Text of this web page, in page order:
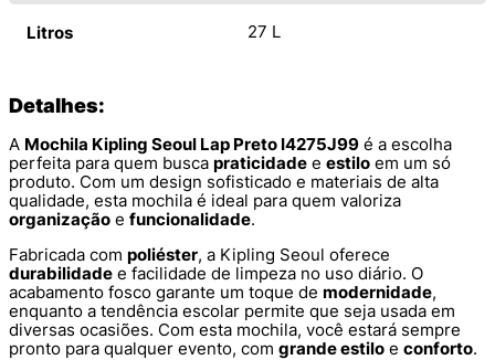
Litros 27 L
Detalhes:
A Mochila Kipling Seoul Lap Preto I4275J99 é a escolha
perfeita para quem busca praticidade e estilo em um só
produto. Com um design sofisticado e materiais de alta
qualidade, esta mochila é ideal para quem valoriza
organização e funcionalidade.
Fabricada com poliéster, a Kipling Seoul oferece
durabilidade e facilidade de limpeza no uso diário. O
acabamento fosco garante um toque de modernidade,
enquanto a tendência escolar permite que seja usada em
diversas ocasiões. Com esta mochila, você estará sempre
pronto para qualquer evento, com grande estilo e conforto.